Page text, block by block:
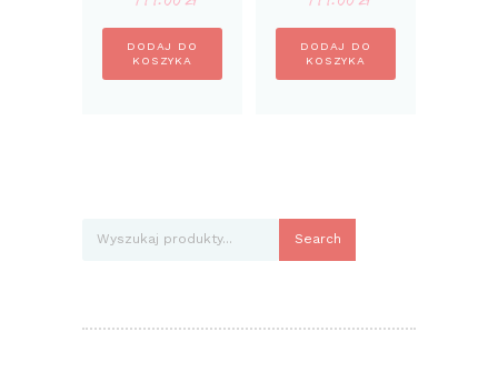
DODAJ DO
KOSZYKA
DODAJ DO
KOSZYKA
Search